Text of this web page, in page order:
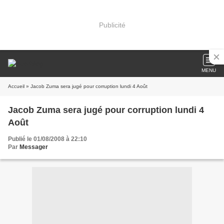
Publicité
MENU
Accueil » Jacob Zuma sera jugé pour corruption lundi 4 Août
Jacob Zuma sera jugé pour corruption lundi 4
Août
Publié le 01/08/2008 à 22:10
Par Messager